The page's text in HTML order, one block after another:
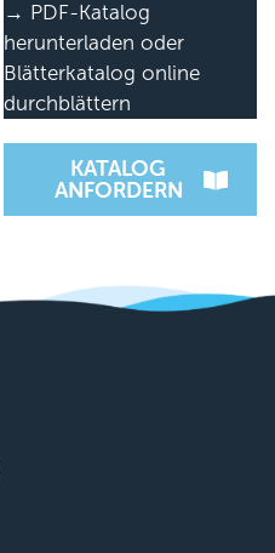
→ PDF-Katalog
herunterladen oder
Blätterkatalog online
durchblättern
KATALOG
ANFORDERN